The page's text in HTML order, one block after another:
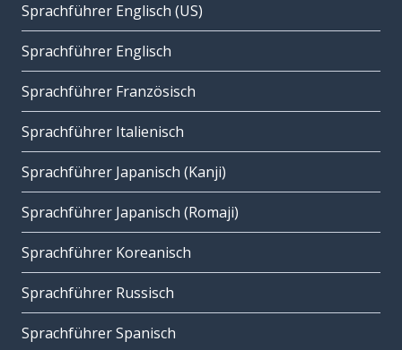
Sprachführer Englisch (US)
Sprachführer Englisch
Sprachführer Französisch
Sprachführer Italienisch
Sprachführer Japanisch (Kanji)
Sprachführer Japanisch (Romaji)
Sprachführer Koreanisch
Sprachführer Russisch
Sprachführer Spanisch